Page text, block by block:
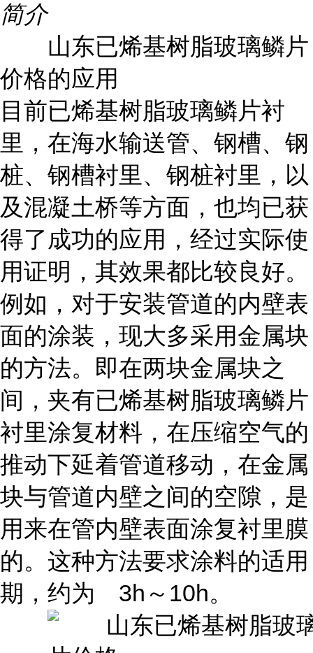
简介
山东已烯基树脂玻璃鳞片
价格的应用
目前已烯基树脂玻璃鳞片衬
里，在海水输送管、钢槽、钢
桩、钢槽衬里、钢桩衬里，以
及混凝土桥等方面，也均已获
得了成功的应用，经过实际使
用证明，其效果都比较良好。
例如，对于安装管道的内壁表
面的涂装，现大多采用金属块
的方法。即在两块金属块之
间，夹有已烯基树脂玻璃鳞片
衬里涂复材料，在压缩空气的
推动下延着管道移动，在金属
块与管道内壁之间的空隙，是
用来在管内壁表面涂复衬里膜
的。这种方法要求涂料的适用
期，约为 3h～10h。